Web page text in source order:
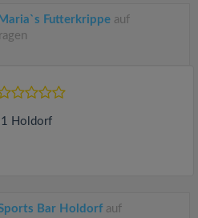
Maria`s Futterkrippe auf
Holdorf
Bar Holdorf auf